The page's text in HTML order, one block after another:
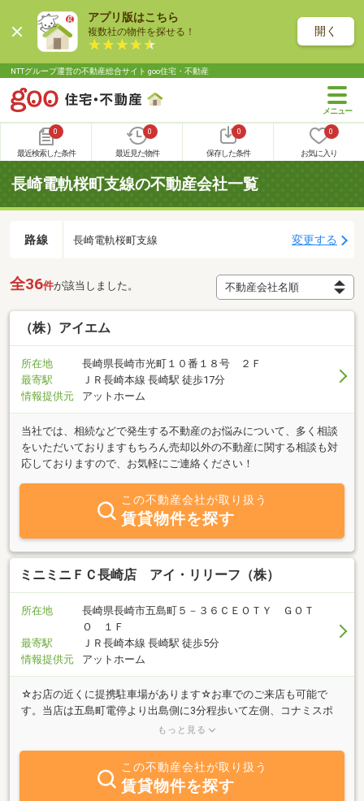
アプリ版はこちら
複数社の物件を探せる！ 開く
NTTグループ運営の不動産総合サイト goo住宅・不動産
0
最近検索した条件
0
最近見た物件
0
保存した条件
0
お気に入り
長崎電軌桜町支線の不動産会社一覧
路線 長崎電軌桜町支線 変更する
全36件が該当しました。
（株）アイエム
所在地
長崎県長崎市光町１０番１８号 ２Ｆ
最寄駅
ＪＲ長崎本線 長崎駅 徒歩17分
情報提供元
アットホーム
当社では、相続などで発生する不動産のお悩みについて、多く相談
をいただいておりますもちろん売却以外の不動産に関する相談も対
応しておりますので、お気軽にご連絡ください！
この不動産会社が取り扱う
賃貸物件を探す
ミニミニＦＣ長崎店 アイ・リリーフ（株）
所在地
長崎県長崎市五島町５－３６ＣＥＯＴＹ ＧＯＴ
Ｏ １Ｆ
最寄駅
ＪＲ長崎本線 長崎駅 徒歩5分
情報提供元
アットホーム
☆お店の近くに提携駐車場があります☆お車でのご来店も可能で
す。当店は五島町電停より出島側に3分程歩いて左側、コナミスポ
ーツさん隣の赤い看板が目印となっており、近隣には提携駐車場が
辺、長大経済学部周辺、大浦周辺、戸町周辺、南長崎から東長崎エ
リアを担当しております。そしてお客様が、リラックスしてお部屋
をお探し出来るよう、無料駄菓子コーナー、ドリンクサービスを行
もっと見る
この不動産会社が取り扱う
賃貸物件を探す